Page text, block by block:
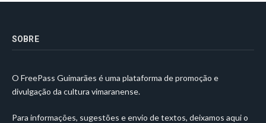
SOBRE
O FreePass Guimarães é uma plataforma de promoção e
divulgação da cultura vimaranense.
Para informações, sugestões e envio de textos, deixamos aqui o